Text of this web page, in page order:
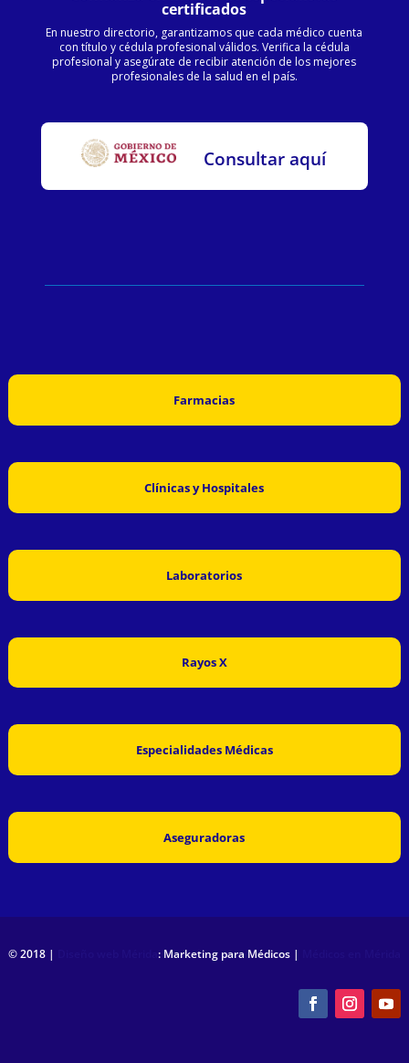
certificados
En nuestro directorio, garantizamos que cada médico cuenta
con título y cédula profesional válidos. Verifica la cédula
profesional y asegúrate de recibir atención de los mejores
profesionales de la salud en el país.
Consultar aquí
Farmacias
Clínicas y Hospitales
Laboratorios
Rayos X
Especialidades Médicas
Aseguradoras
© 2018 | : Marketing para Médicos |